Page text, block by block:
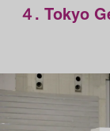
４. Tokyo